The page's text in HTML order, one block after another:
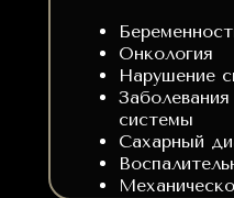
Онкология
Нарушение
системы
Сахарный